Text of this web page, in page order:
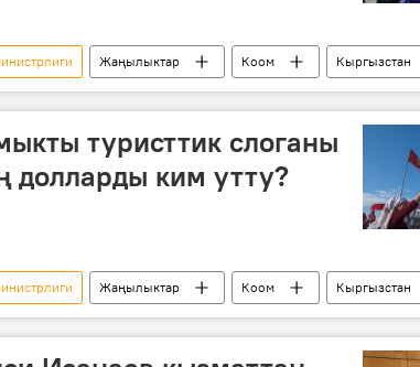
Жаңылыктар Коом Кыргызстан
туристтик слоганы
долларды ким утту?
Жаңылыктар Коом
Кыргызстан